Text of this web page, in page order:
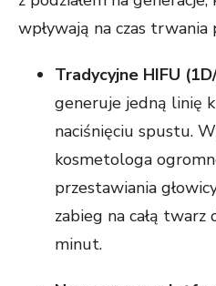
wpływają na czas
Tradycyjne HIFU
generuje jedną linię
naciśnięciu spustu.
kosmetologa
przestawiania
zabieg na całą twarz
minut.